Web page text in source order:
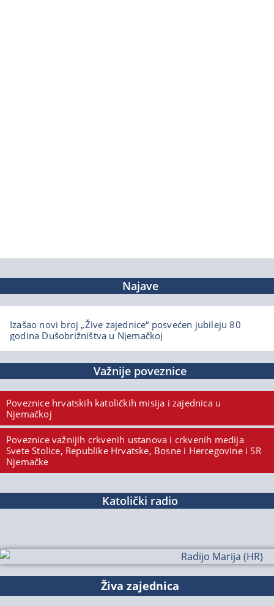
Najave
Izašao novi broj „Žive zajednice“ posvećen jubileju 80
godina Dušobrižništva u Njemačkoj
Važnije poveznice
Poveznice hrvatskih katoličkih misija i zajednica u
Njemačkoj
Poveznice važnijih crkvenih ustanova i crkvenih medija
Svete Stolice, Republike Hrvatske, Bosne i Hercegovine i SR
Njemačke
Katolički radio
Živa zajednica